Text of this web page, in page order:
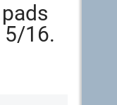
5/16.